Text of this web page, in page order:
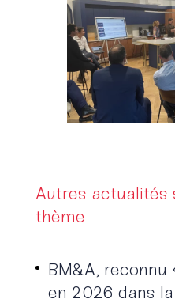
Autres actualités
thème
BM&A, reconnu
en 2026 dans